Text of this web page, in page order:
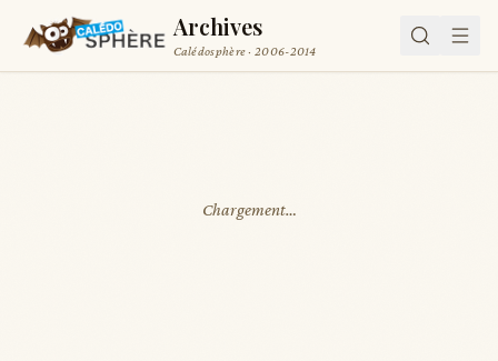
Archives
Calédosphère · 2006-2014
Chargement…